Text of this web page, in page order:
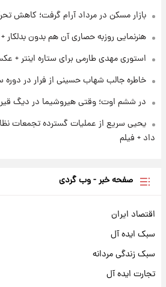
۱ روز پیش
بازار مسکن در مرداد آرام گرفت؛ کاهش
هنرنمایی روزبه حصاری آن هم بدون بدلکار
استوری مهدی طارمی برای ستاره اینتر +
خاطره جالب شهاب حسینی از فرار در دوره
در ششم اوت؛ وقتی هیروشیما در دیگ
یحیی سریع از عملیات گسترده تجمعات
داد + فیلم
صفحه خبر - وب گردی
اقتصاد ایران
سبک ایده آل
سبک زندگی مردانه
تجارت ایده آل